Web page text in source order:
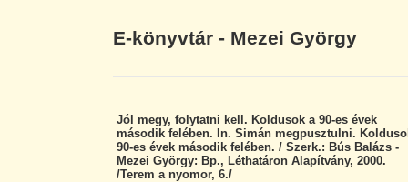
E-könyvtár - Mezei György
Jól megy, folytatni kell. Koldusok a 90-es évek
második felében. In. Simán megpusztulni.
90-es évek második felében. / Szerk.: Bús Balázs -
Mezei György: Bp., Léthatáron Alapítvány, 2000.
/Terem a nyomor, 6./